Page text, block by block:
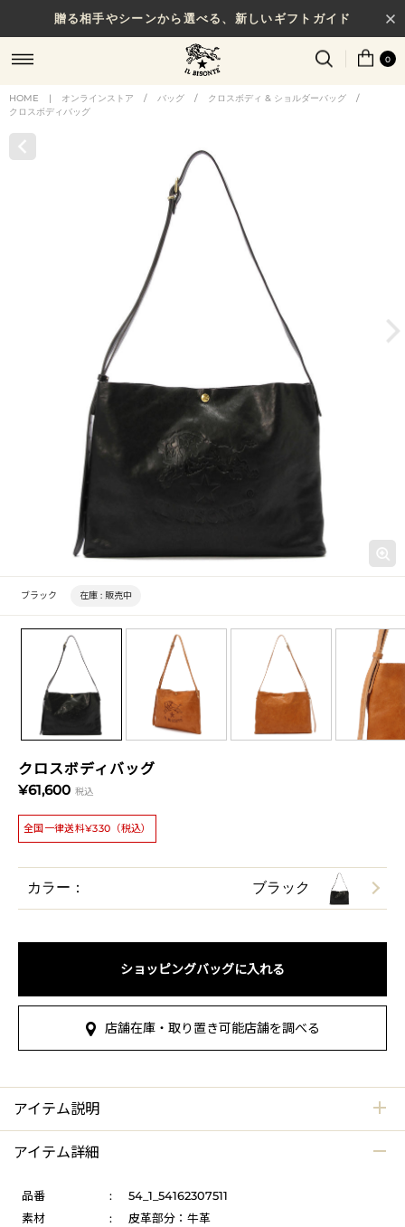
贈る相手やシーンから選べる、新しいギフトガイド
0
HOME | オンラインストア / バッグ / クロスボディ & ショルダーバッグ
/
クロスボディバッグ
クロスボディバッグ
¥61,600 税込
全国一律送料¥330（税込）
ブラック 在庫 : 販売中
カラー： ブラック
ショッピングバッグに入れる
店舗在庫・取り置き可能店舗を調べる
アイテム説明
アイテム詳細
品番 :
54_1_54162307511
素材
:
皮革部分：牛革